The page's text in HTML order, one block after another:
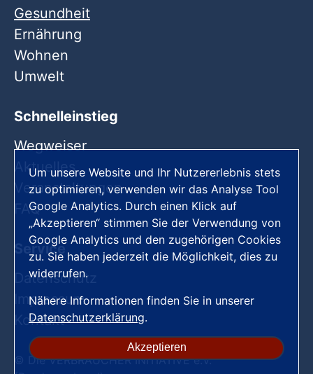
Gesundheit
Ernährung
Wohnen
Umwelt
Schnelleinstieg
Wegweiser
Aktuelles
Veranstaltungen
FAQ
Service
Datenschutz
Impressum
Kontakt
© Die VERBRAUCHER INITIATIVE e.V.
Um unsere Website und Ihr Nutzererlebnis stets
zu optimieren, verwenden wir das Analyse Tool
Google Analytics. Durch einen Klick auf
„Akzeptieren“ stimmen Sie der Verwendung von
Google Analytics und den zugehörigen Cookies
zu. Sie haben jederzeit die Möglichkeit, dies zu
widerrufen.
Nähere Informationen finden Sie in unserer
Datenschutzerklärung.
Akzeptieren